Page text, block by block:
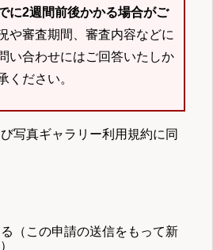
に2週間前後かかる場合がご
や審査期間、審査内容などに
い合わせにはご回答いたしか
ください。
写真ギャラリー利用規約に同
（この申請の送信をもって新